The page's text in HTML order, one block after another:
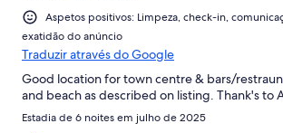
Aspetos positivos: Limpeza, check-in,
exatidão do anúncio
Traduzir através do Google
Good location for town centre & bars/
and beach as described on listing. Thank's to
Estadia de 6 noites em julho de 2025